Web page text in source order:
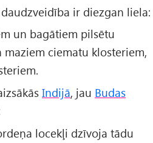
ir diezgan liela:
un bagātiem pilsētu
ciematu klosteriem,
Indijā, jau Budas
locekļi dzīvoja tādu